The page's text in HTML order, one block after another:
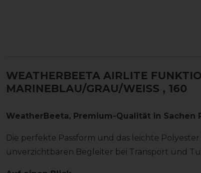
WEATHERBEETA AIRLITE
MARINEBLAU/GRAU/WEISS
, 160
WeatherBeeta, Premium-Qualität in Sachen
Die perfekte Passform und das leichte
unverzichtbaren Begleiter bei Transport und